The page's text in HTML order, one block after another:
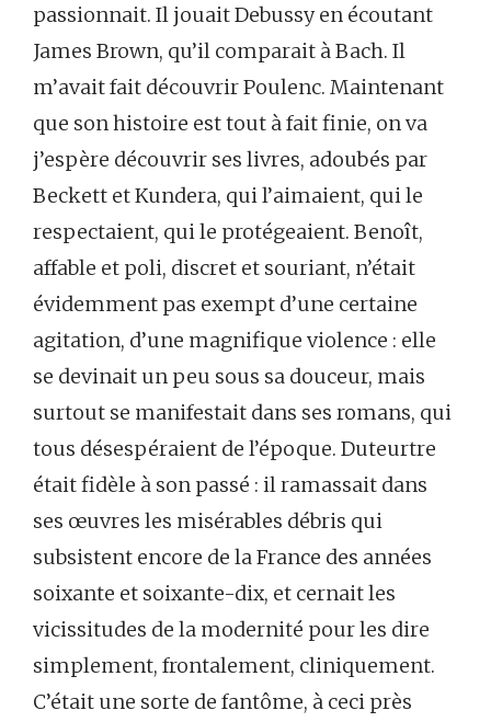
passionnait. Il jouait Debussy en écoutant
James Brown, qu’il comparait à Bach. Il
m’avait fait découvrir Poulenc. Maintenant
que son histoire est tout à fait finie, on va
j’espère découvrir ses livres, adoubés par
Beckett et Kundera, qui l’aimaient, qui le
respectaient, qui le protégeaient. Benoît,
affable et poli, discret et souriant, n’était
évidemment pas exempt d’une certaine
agitation, d’une magnifique violence : elle
se devinait un peu sous sa douceur, mais
surtout se manifestait dans ses romans, qui
tous désespéraient de l’époque. Duteurtre
était fidèle à son passé : il ramassait dans
ses œuvres les misérables débris qui
subsistent encore de la France des années
soixante et soixante-dix, et cernait les
vicissitudes de la modernité pour les dire
simplement, frontalement, cliniquement.
C’était une sorte de fantôme, à ceci près